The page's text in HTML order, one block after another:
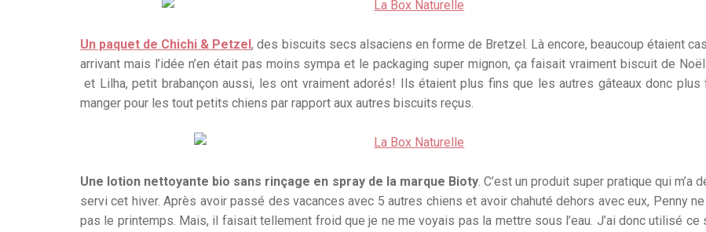
Un paquet de Chichi & Petzel, des biscuits secs alsaciens en forme de Bretzel. Là encore, beaucoup étaient
arrivant mais l’idée n’en était pas moins sympa et le packaging super mignon, ça faisait vraiment biscuit de
et Lilha, petit brabançon aussi, les ont vraiment adorés! Ils étaient plus fins que les autres gâteaux donc plus
manger pour les tout petits chiens par rapport aux autres biscuits reçus.
Une lotion nettoyante bio sans rinçage en spray de la marque Bioty. C’est un produit super pratique qui m’a
servi cet hiver. Après avoir passé des vacances avec 5 autres chiens et avoir chahuté dehors avec eux, Penny
pas le printemps. Mais, il faisait tellement froid que je ne me voyais pas la mettre sous l’eau. J’ai donc utilisé ce